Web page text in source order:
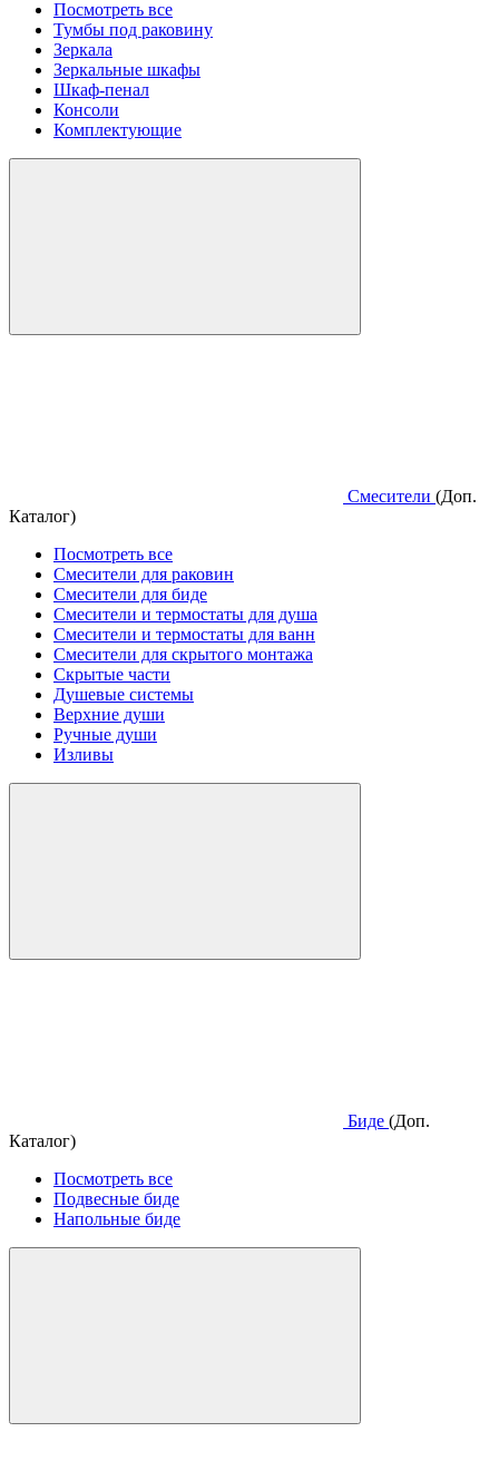
Посмотреть все
Тумбы под раковину
Зеркала
Зеркальные шкафы
Шкаф-пенал
Консоли
Комплектующие
Смесители (Доп.
Каталог)
Посмотреть все
Смесители для раковин
Смесители для биде
Смесители и термостаты для душа
Смесители и термостаты для ванн
Смесители для скрытого монтажа
Скрытые части
Душевые системы
Верхние души
Ручные души
Изливы
Биде (Доп.
Каталог)
Посмотреть все
Подвесные биде
Напольные биде